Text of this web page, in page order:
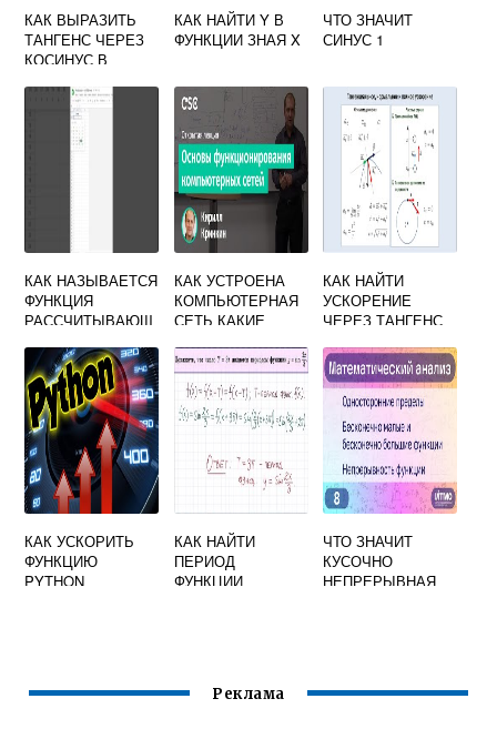
КАК ВЫРАЗИТЬ
ТАНГЕНС ЧЕРЕЗ
КОСИНУС В
КАК НАЙТИ Y В
ФУНКЦИИ ЗНАЯ X
ЧТО ЗНАЧИТ
СИНУС 1
КАК НАЗЫВАЕТСЯ
ФУНКЦИЯ
РАССЧИТЫВАЮЩ
РАБОЧИХ ДНЕЙ
МЕЖДУ ДВУМЯ
ДАТАМИ В ГУГЛ
ТАБЛИЦЕ
КАК УСТРОЕНА
КОМПЬЮТЕРНАЯ
СЕТЬ КАКИЕ
ВЫПОЛНЯЕТ
КАК НАЙТИ
УСКОРЕНИЕ
ЧЕРЕЗ ТАНГЕНС
КАК УСКОРИТЬ
ФУНКЦИЮ
PYTHON
КАК НАЙТИ
ПЕРИОД
ФУНКЦИИ
ЧТО ЗНАЧИТ
КУСОЧНО
НЕПРЕРЫВНАЯ
Реклама